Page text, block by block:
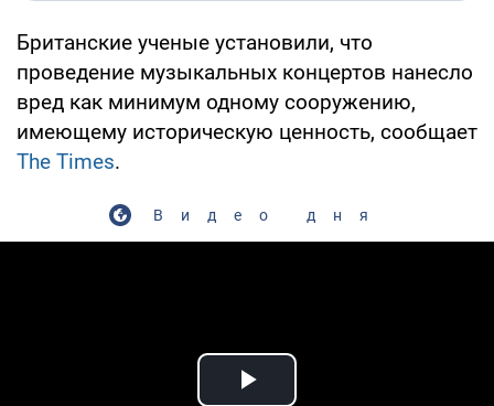
Британские ученые установили, что
проведение музыкальных концертов нанесло
вред как минимум одному сооружению,
имеющему историческую ценность, сообщает
The Times.
Видео дня